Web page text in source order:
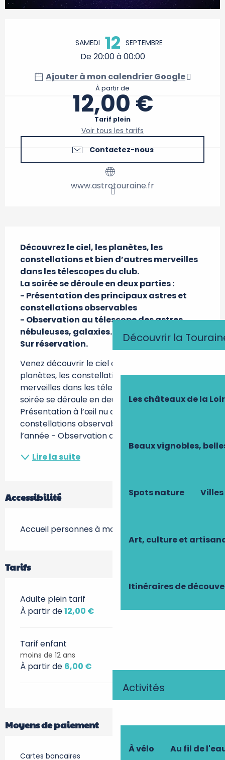
Découvrir la
Les châteaux de la
Beaux vignobles,
Spots nature
Art, culture et
Itinéraires de
Activités
À vélo Au fil de
SAMEDI 12 SEPTEMBRE
De 20:00 à 00:00
Ajouter à mon calendrier Google
À partir de
12,00 €
Tarif plein
Voir tous les tarifs
Contactez-nous
www.astrotouraine.fr
Découvrez le ciel, les planètes, les
constellations et bien d’autres merveilles
dans les télescopes du club.
La soirée se déroule en deux parties :
- Présentation des principaux astres et
constellations observables
- Observation au télescope des astres,
nébuleuses, galaxies...
Sur réservation.
Venez découvrir le ciel d'été ou d’automne, les
planètes, les constellations et bien d’autres
merveilles dans les télescopes du club. La
soirée se déroule en deux parties : -
Présentation à l’œil nu des principaux astres et
constellations observables à ce moment de
l’année - Observation au...
Lire la suite
Accessibilité
Accueil personnes à mobilité réduite
Tarifs
Adulte plein tarif
À partir de12,00 €
Tarif enfant
moins de 12 ans
À partir de 6,00 €
Moyens de paiement
Cartes bancaires